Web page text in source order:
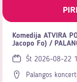
Komedija ATVIRA
Jacopo Fo) /
Št 2026-08-22
Palangos